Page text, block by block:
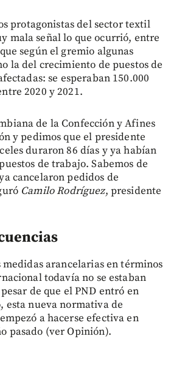
protagonistas del sector textil
mala señal lo que ocurrió, entre
según el gremio algunas
la del crecimiento de puestos de
se esperaban 150.000
2020 y 2021.
de la Confección y Afines
y pedimos que el presidente
duraron 86 días y ya habían
de trabajo. Sabemos de
cancelaron pedidos de
Camilo Rodríguez, presidente
medidas arancelarias en términos
todavía no se estaban
de que el PND entró en
esta nueva normativa de
a hacerse efectiva en
pasado (ver Opinión).